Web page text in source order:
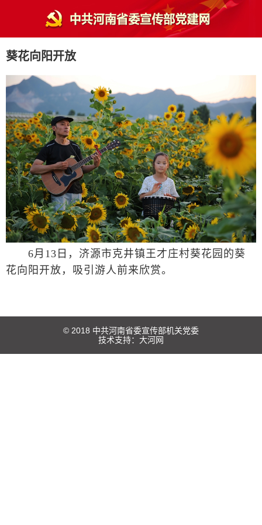
葵花向阳开放
6月13日，济源市克井镇王才庄村葵花园的葵
花向阳开放，吸引游人前来欣赏。
© 2018 中共河南省委宣传部机关党委
技术支持： 大河网